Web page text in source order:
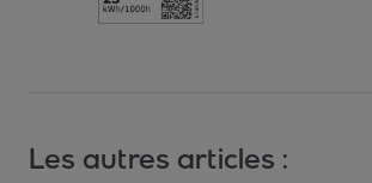
Les autres articles :